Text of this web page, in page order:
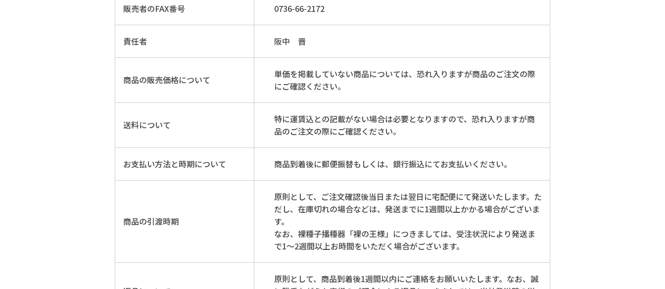
販売者のFAX番号 0736-66-2172
責任者 阪中 晋
商品の販売価格について
単価を掲載していない商品については、恐れ入りますが商品のご注文の際
にご確認ください。
送料について
特に運賃込との記載がない場合は必要となりますので、恐れ入りますが商
品のご注文の際にご確認ください。
お支払い方法と時期について 商品到着後に郵便振替もしくは、銀行振込にてお支払いください。
商品の引渡時期
原則として、ご注文確認後当日または翌日に宅配便にて発送いたします。た
だし、在庫切れの場合などは、発送までに1週間以上かかる場合がございま
す。
なお、裸種子播種器「裸の王様」につきましては、受注状況により発送ま
で1〜2週間以上お時間をいただく場合がございます。
原則として、商品到着後1週間以内にご連絡をお願いいたします。なお、誠